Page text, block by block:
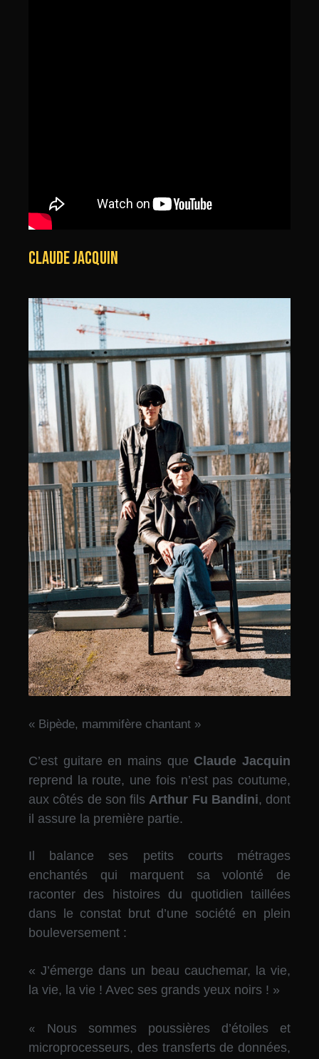
CLAUDE JACQUIN
« Bipède, mammifère chantant »
C’est guitare en mains que Claude Jacquin
reprend la route, une fois n’est pas coutume,
aux côtés de son fils Arthur Fu Bandini, dont
il assure la première partie.
Il balance ses petits courts métrages
enchantés qui marquent sa volonté de
raconter des histoires du quotidien taillées
dans le constat brut d’une société en plein
bouleversement :
« J’émerge dans un beau cauchemar, la vie,
la vie, la vie ! Avec ses grands yeux noirs ! »
«
Nous sommes poussières d’étoiles et
microprocesseurs, des transferts de données,